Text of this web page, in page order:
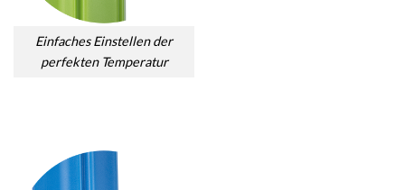
Einfaches Einstellen der
perfekten Temperatur